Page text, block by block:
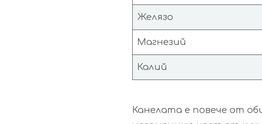
Желязо
Магнезий
Калий
Канелата е повече от